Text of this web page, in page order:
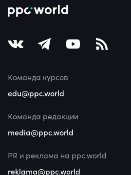
Команда курсов
edu@ppc.world
Команда редакции
media@ppc.world
PR и реклама на ppc.world
reklama@ppc.world